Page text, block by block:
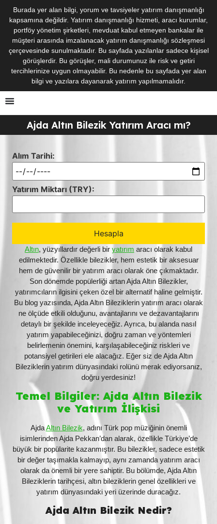
Burada yer alan bilgi, yorum ve tavsiyeler yatırım danışmanlığı
kapsamına değildir. Yatırım danışmanlığı hizmeti, aracı kurumlar,
portföy yönetim şirketleri, mevduat kabul etmeyen bankalar ile
müşteri arasında imzalanacak yatırım danışmanlığı sözleşmesi
çerçevesinde sunulmaktadır. Bu sayfada yazılanlar sadece kişisel
görüşlerdir. Bu görüşler, mali durumunuz ile risk ve getiri
tercihlerinize uygun olmayabilir. Bu nedenle bu sayfada yer alan
bilgi ve yazılara dayanarak yatırım yapılmamalıdır.
Ajda Altın Bilezik Yatırım Aracı mı?
Alım Tarihi:
Yatırım Miktarı (TRY):
Altın, yüzyıllardır değerli bir yatırım aracı olarak kabul
edilmektedir. Özellikle bilezikler, hem estetik bir aksesuar
hem de güvenilir bir yatırım aracı olarak öne çıkmaktadır.
Son dönemde popülerliği artan Ajda Altın Bilezikler,
yatırımcıların ilgisini çeken özel bir alternatif haline gelmiştir.
Bu blog yazısında, Ajda Altın Bileziklerin yatırım aracı olarak
ne ölçüde etkili olduğunu, avantajlarını ve dezavantajlarını
detaylı bir şekilde inceleyeceğiz. Ayrıca, bu alanda nasıl
yatırım yapabileceğinizi, doğru zaman ve yöntemleri
belirlemenin önemini, karşılaşabileceğiniz riskleri ve
potansiyel getirileri ele alacağız. Eğer siz de Ajda Altın
Bileziklerin yatırım dünyasındaki rolünü merak ediyorsanız,
doğru yerdesiniz!
Temel Bilgiler: Ajda Altın Bilezik
ve Yatırım İlişkisi
AjdaAltın Bilezik, adını Türk pop müziğinin önemli
isimlerinden Ajda Pekkan’dan alarak, özellikle Türkiye’de
büyük bir popülarite kazanmıştır. Bu bilezikler, sadece estetik
bir değer taşımakla kalmayıp, aynı zamanda yatırım aracı
olarak da önemli bir yere sahiptir. Bu bölümde, Ajda Altın
Bileziklerin tarihçesi, altın bileziklerin genel özellikleri ve
yatırım dünyasındaki yeri üzerinde duracağız.
Ajda Altın Bilezik Nedir?